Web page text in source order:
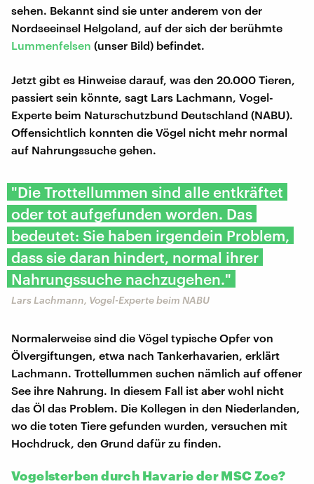
sehen. Bekannt sind sie unter anderem von der
Nordseeinsel Helgoland, auf der sich der berühmte
Lummenfelsen (unser Bild) befindet.
Jetzt gibt es Hinweise darauf, was den 20.000 Tieren,
passiert sein könnte, sagt Lars Lachmann, Vogel-
Experte beim Naturschutzbund Deutschland (NABU).
Offensichtlich konnten die Vögel nicht mehr normal
auf Nahrungssuche gehen.
"Die Trottellummen sind alle entkräftet
oder tot aufgefunden worden. Das
bedeutet: Sie haben irgendein Problem,
dass sie daran hindert, normal ihrer
Nahrungssuche nachzugehen."
Lars Lachmann, Vogel-Experte beim NABU
Normalerweise sind die Vögel typische Opfer von
Ölvergiftungen, etwa nach Tankerhavarien, erklärt
Lachmann. Trottellummen suchen nämlich auf offener
See ihre Nahrung. In diesem Fall ist aber wohl nicht
das Öl das Problem. Die Kollegen in den Niederlanden,
wo die toten Tiere gefunden wurden, versuchen mit
Hochdruck, den Grund dafür zu finden.
Vogelsterben durch Havarie der MSC Zoe?